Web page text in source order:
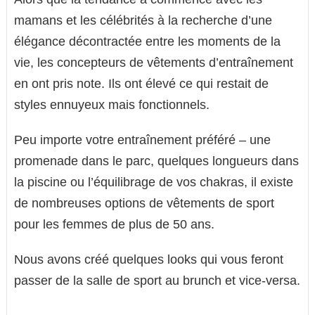
mamans et les célébrités à la recherche d’une
élégance décontractée entre les moments de la
vie, les concepteurs de vêtements d’entraînement
en ont pris note. Ils ont élevé ce qui restait de
styles ennuyeux mais fonctionnels.
Peu importe votre entraînement préféré – une
promenade dans le parc, quelques longueurs dans
la piscine ou l’équilibrage de vos chakras, il existe
de nombreuses options de vêtements de sport
pour les femmes de plus de 50 ans.
Nous avons créé quelques looks qui vous feront
passer de la salle de sport au brunch et vice-versa.